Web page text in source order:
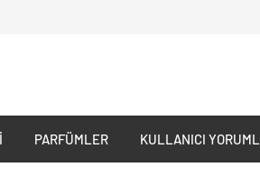
PARFÜMLER KULLANICI